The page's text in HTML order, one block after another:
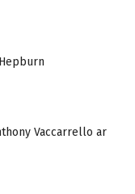
Vaccarrello ar